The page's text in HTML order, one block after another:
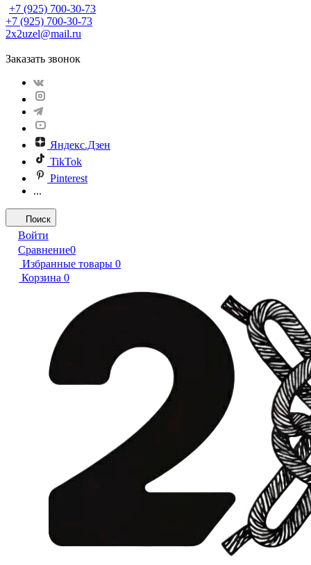
+7 (925) 700-30-73
+7 (925) 700-30-73
2x2uzel@mail.ru
Заказать звонок
Яндекс.Дзен
TikTok
Pinterest
...
Поиск
Войти
Сравнение0
Избранные товары 0
Корзина 0